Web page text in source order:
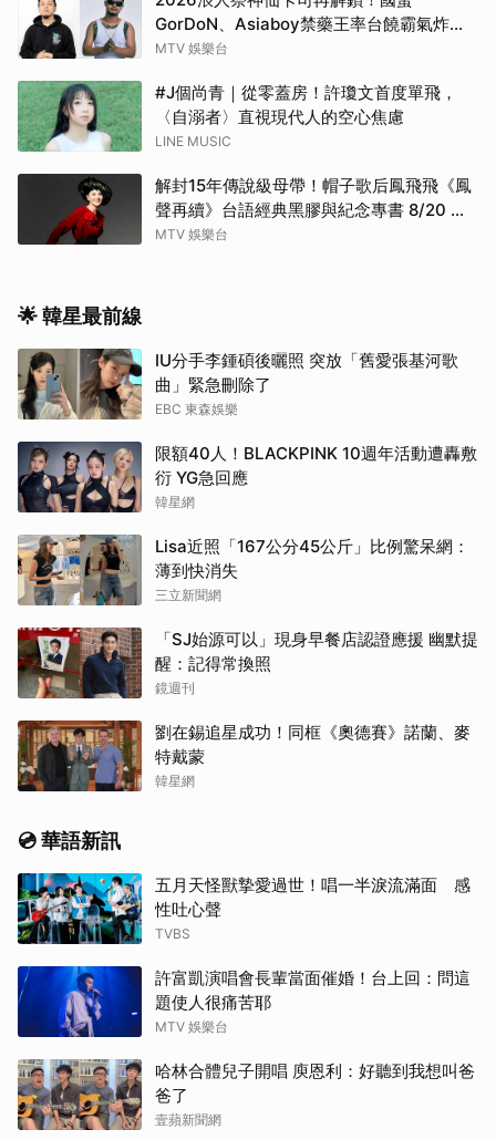
GorDoN、Asiaboy禁藥王率台饒霸氣炸翻
府城 11 月安平重磅開躁！
MTV 娛樂台
#J個尚青｜從零蓋房！許瓊文首度單飛，
〈自溺者〉直視現代人的空心焦慮
LINE MUSIC
解封15年傳說級母帶！帽子歌后鳳飛飛《鳳
聲再續》台語經典黑膠與紀念專書 8/20 珍
藏預購
MTV 娛樂台
🌟 韓星最前線
IU分手李鍾碩後曬照 突放「舊愛張基河歌
曲」緊急刪除了
EBC 東森娛樂
限額40人！BLACKPINK 10週年活動遭轟敷
衍 YG急回應
韓星網
Lisa近照「167公分45公斤」比例驚呆網：
薄到快消失
三立新聞網
「SJ始源可以」現身早餐店認證應援 幽默提
醒：記得常換照
鏡週刊
劉在錫追星成功！同框《奧德賽》諾蘭、麥
特戴蒙
韓星網
💿 華語新訊
五月天怪獸摯愛過世！唱一半淚流滿面 感
性吐心聲
TVBS
許富凱演唱會長輩當面催婚！台上回：問這
題使人很痛苦耶
MTV 娛樂台
哈林合體兒子開唱 庾恩利：好聽到我想叫爸
爸了
壹蘋新聞網